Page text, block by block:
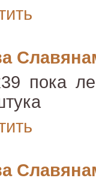
пока